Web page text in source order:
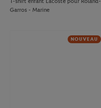
Garros - Marine
NOUVEAU